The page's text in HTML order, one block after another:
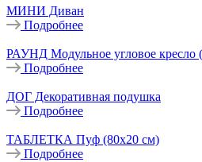
МИНИ Диван
Подробнее
РАУНД Модульное угловое кресло
Подробнее
ДОГ Декоративная подушка
Подробнее
ТАБЛЕТКА Пуф (80х20 см)
Подробнее